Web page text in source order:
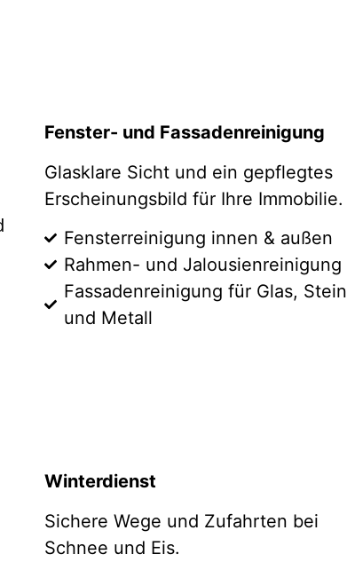
Fenster- und Fassadenreinigung
Glasklare Sicht und ein gepflegtes
Erscheinungsbild für Ihre Immobilie.
Fensterreinigung innen & außen
Rahmen- und Jalousienreinigung
Fassadenreinigung für Glas, Stein
und Metall
Winterdienst
Sichere Wege und Zufahrten bei
Schnee und Eis.